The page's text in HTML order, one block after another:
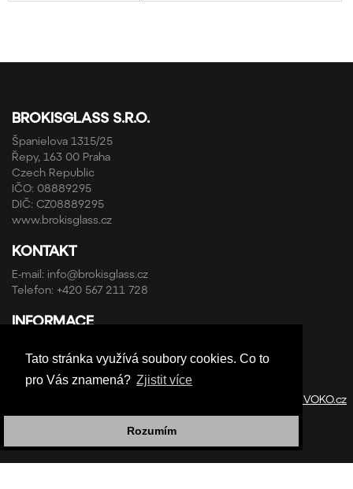
Tato stránka využívá soubory cookies. Co to
pro Vás znamená? Zjistit více
Rozumím
BROKISGLASS S.R.O.
Španielova 1315/25
Řepy, 163 00 Praha
Czech Republic
IČO: 08889295
DIČ: CZ08889295
www.brokisglass.cz
KONTAKT
E-mail: info@brokisglass.cz
Telefon: +420 567 211 728
INFORMACE
Ochrana osobních údajů
StudioVOKO.cz